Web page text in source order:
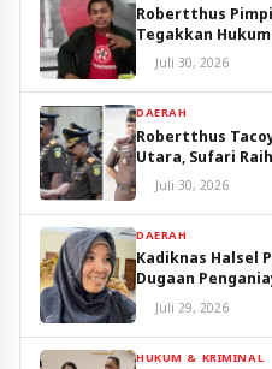
Robertthus
Tegakkan
Juli 30, 2026
DAERAH
Robertthus
Utara, Sufari
Juli 30, 2026
DAERAH
Kadiknas Halsel
Dugaan
Juli 29, 2026
HUKUM & KRIMINAL